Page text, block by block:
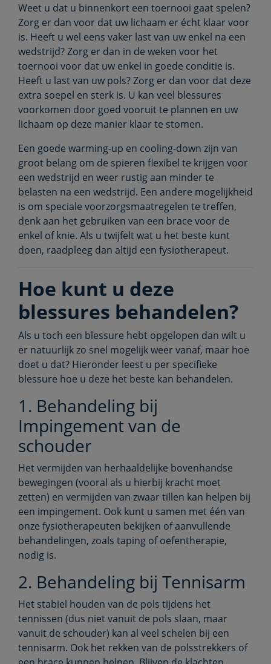
Weet u dat u binnenkort een toernooi gaat spelen?
Zorg er dan voor dat uw lichaam er écht klaar voor
is. Heeft u wel eens vaker last van uw enkel na een
wedstrijd? Zorg er dan in de weken voor het
toernooi voor dat uw enkel in goede conditie is.
Heeft u last van uw pols? Zorg er dan voor dat deze
extra soepel en sterk is. U kan veel blessures
voorkomen door goed vooruit te plannen en uw
lichaam op deze manier klaar te stomen.
Een goede warming-up en cooling-down zijn van
groot belang om de spieren flexibel te krijgen voor
een wedstrijd en weer rustig aan minder te
belasten na een wedstrijd. Een andere mogelijkheid
is om speciale voorzorgsmaatregelen te treffen,
denk aan het gebruiken van een brace voor de
enkel of knie. Als u twijfelt wat u het beste kunt
doen, raadpleeg dan altijd een fysiotherapeut.
Hoe kunt u deze
blessures behandelen?
Als u toch een blessure hebt opgelopen dan wilt u
er natuurlijk zo snel mogelijk weer vanaf, maar hoe
doet u dat? Hieronder leest u per specifieke
blessure hoe u deze het beste kan behandelen.
1. Behandeling bij
Impingement van de
schouder
Het vermijden van herhaaldelijke bovenhandse
bewegingen (vooral als u hierbij kracht moet
zetten) en vermijden van zwaar tillen kan helpen bij
een impingement. Ook kunt u samen met één van
onze fysiotherapeuten bekijken of aanvullende
behandelingen, zoals taping of oefentherapie,
nodig is.
2. Behandeling bij Tennisarm
Het stabiel houden van de pols tijdens het
tennissen (dus niet vanuit de pols slaan, maar
vanuit de schouder) kan al veel schelen bij een
tennisarm. Ook het rekken van de polsstrekkers of